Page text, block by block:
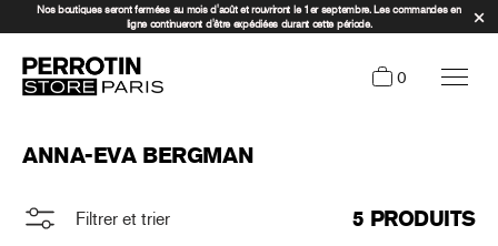
Nos boutiques seront fermées au mois d'août et rouvriront le 1er septembre. Les commandes en
ligne continueront d'être expédiées durant cette période.
0
ANNA-EVA BERGMAN
Filtrer et trier 5 PRODUITS